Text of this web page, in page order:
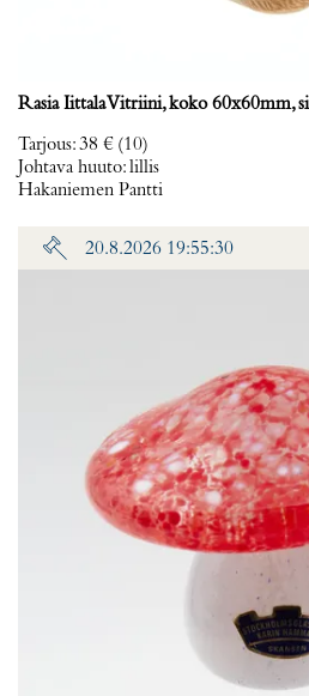
Rasia Iittala Vitriini, koko 60x60mm,
Tarjous:38 € (10)
Johtava huuto:lillis
Hakaniemen Pantti
20.8.2026 19:55:30